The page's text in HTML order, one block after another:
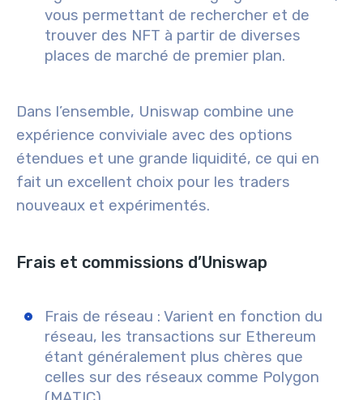
vous permettant de rechercher et de
trouver des NFT à partir de diverses
places de marché de premier plan.
Dans l’ensemble, Uniswap combine une
expérience conviviale avec des options
étendues et une grande liquidité, ce qui en
fait un excellent choix pour les traders
nouveaux et expérimentés.
Frais et commissions d’Uniswap
Frais de réseau : Varient en fonction du
réseau, les transactions sur Ethereum
étant généralement plus chères que
celles sur des réseaux comme Polygon